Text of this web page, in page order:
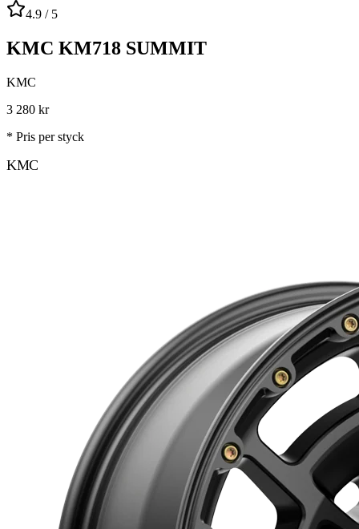
4.9 / 5
KMC KM718 SUMMIT
KMC
3 280 kr
* Pris per styck
KMC